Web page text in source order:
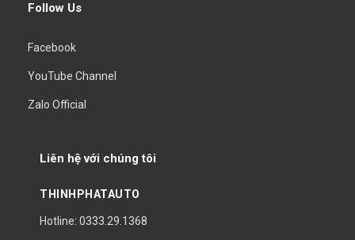
Follow Us
Facebook
YouTube Channel
Zalo Official
Liên hệ với chúng tôi
THINHPHATAUTO
Hotline: 0333.29.1368